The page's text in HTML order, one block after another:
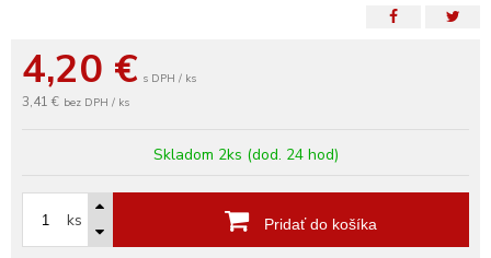
4,20 € s DPH / ks
3,41 € bez DPH / ks
Skladom 2ks (dod. 24 hod)
ks Pridať do košíka